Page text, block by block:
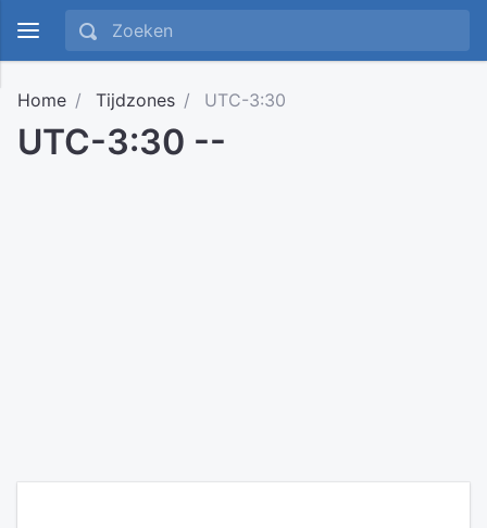
Home Tijdzones UTC-3:30
UTC-3:30 --